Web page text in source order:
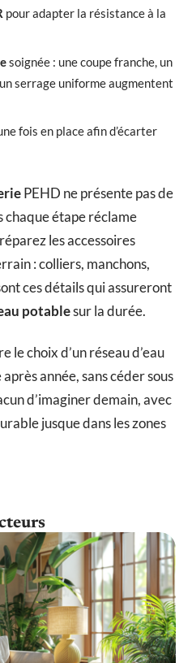
pour adapter la résistance à la
soignée : une coupe franche, un
serrage uniforme augmentent
fois en place afin d’écarter
PEHD ne présente pas de
étape réclame
les accessoires
: colliers, manchons,
ces détails qui assureront
potablesur la durée.
le choix d’un réseau d’eau
année, sans céder sous
d’imaginer demain, avec
jusque dans les zones